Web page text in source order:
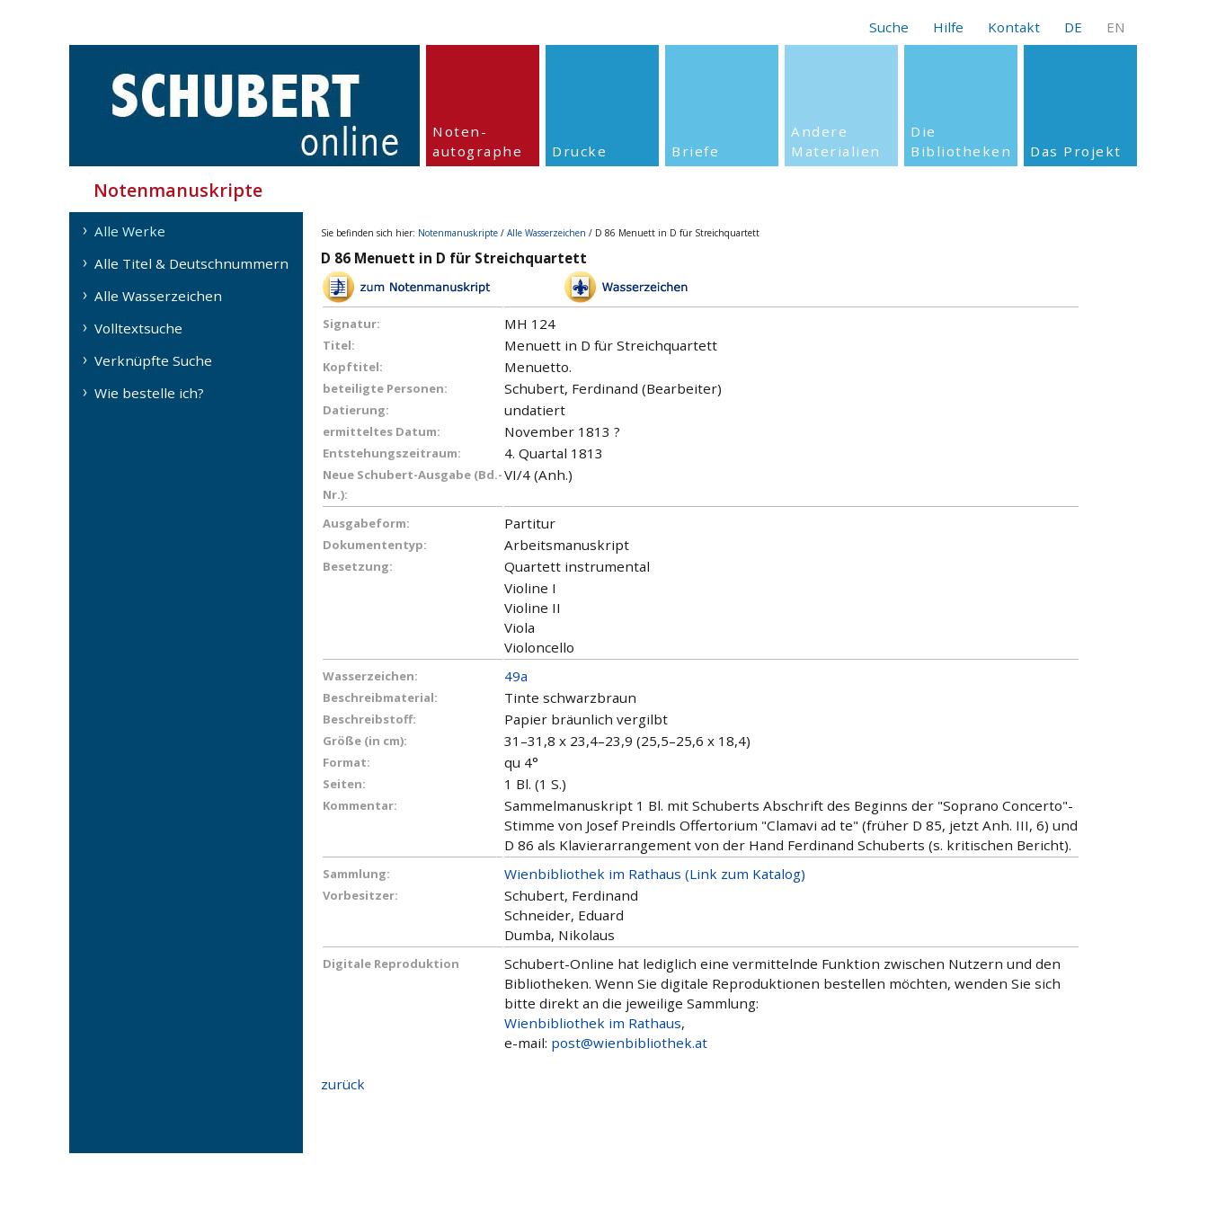
Suche Hilfe Kontakt DE EN
Noten-
autographe
Drucke Briefe
Andere
Materialien
Die
Bibliotheken
Das Projekt
Notenmanuskripte
Alle Werke
Alle Titel & Deutschnummern
Alle Wasserzeichen
Volltextsuche
Verknüpfte Suche
Wie bestelle ich?
Sie befinden sich hier: Notenmanuskripte / Alle Wasserzeichen / D 86 Menuett in D für Streichquartett
D 86 Menuett in D für Streichquartett
Signatur: MH 124
Titel: Menuett in D für Streichquartett
Kopftitel: Menuetto.
beteiligte Personen: Schubert, Ferdinand (Bearbeiter)
Datierung: undatiert
ermitteltes Datum: November 1813 ?
Entstehungszeitraum: 4. Quartal 1813
Neue Schubert-Ausgabe (Bd.-
Nr.):
VI/4 (Anh.)
Ausgabeform: Partitur
Dokumententyp: Arbeitsmanuskript
Besetzung:
Quartett instrumental
Violine I
Violine II
Viola
Violoncello
Wasserzeichen: 49a
Beschreibmaterial: Tinte schwarzbraun
Beschreibstoff: Papier bräunlich vergilbt
Größe (in cm): 31–31,8 x 23,4–23,9 (25,5–25,6 x 18,4)
Format: qu 4°
Seiten: 1 Bl. (1 S.)
Kommentar:
Sammelmanuskript 1 Bl. mit Schuberts Abschrift des Beginns der "Soprano Concerto"-
Stimme von Josef Preindls Offertorium "Clamavi ad te" (früher D 85, jetzt Anh. III, 6) und
D 86 als Klavierarrangement von der Hand Ferdinand Schuberts (s. kritischen Bericht).
Sammlung: Wienbibliothek im Rathaus (Link zum Katalog)
Vorbesitzer:
Schubert, Ferdinand
Schneider, Eduard
Dumba, Nikolaus
Digitale Reproduktion
Schubert-Online hat lediglich eine vermittelnde Funktion zwischen Nutzern und den
Bibliotheken. Wenn Sie digitale Reproduktionen bestellen möchten, wenden Sie sich
bitte direkt an die jeweilige Sammlung:
Wienbibliothek im Rathaus,
e-mail: post@wienbibliothek.at
zurück